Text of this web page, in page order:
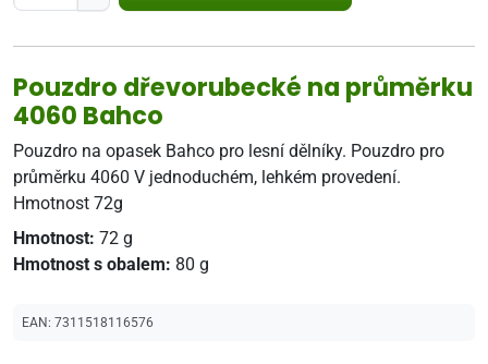
Pouzdro dřevorubecké na průměrku
4060 Bahco
Pouzdro na opasek Bahco pro lesní dělníky. Pouzdro pro
průměrku 4060 V jednoduchém, lehkém provedení.
Hmotnost 72g
Hmotnost: 72 g
Hmotnost s obalem: 80 g
EAN: 7311518116576